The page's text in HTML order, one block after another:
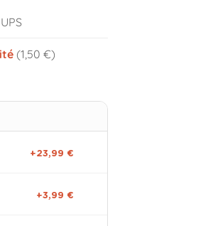
(1,50 €)
+23,99 €
+3,99 €